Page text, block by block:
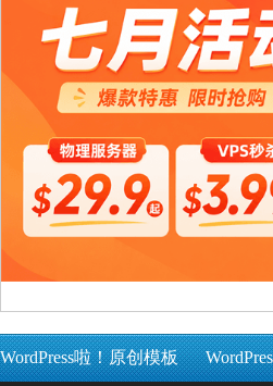
WordPress啦！原创模板